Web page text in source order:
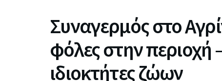
Συναγερμός στο
φόλες στην περιοχή
ιδιοκτήτες ζώων